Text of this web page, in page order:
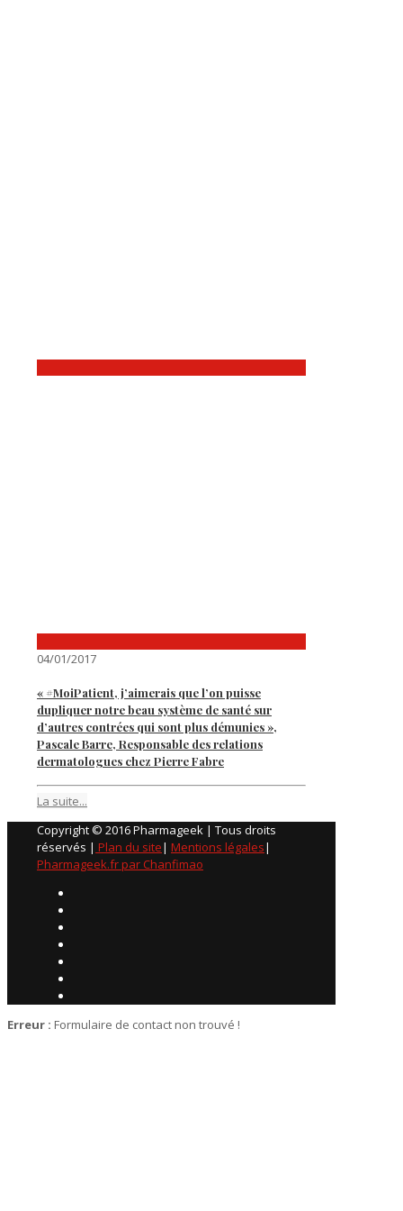
04/01/2017
« #MoiPatient, j’aimerais que l’on puisse
dupliquer notre beau système de santé sur
d’autres contrées qui sont plus démunies »,
Pascale Barre, Responsable des relations
dermatologues chez Pierre Fabre
La suite...
Copyright © 2016 Pharmageek | Tous droits
réservés | Plan du site| Mentions légales|
Pharmageek.fr par Chanfimao
Erreur : Formulaire de contact non trouvé !